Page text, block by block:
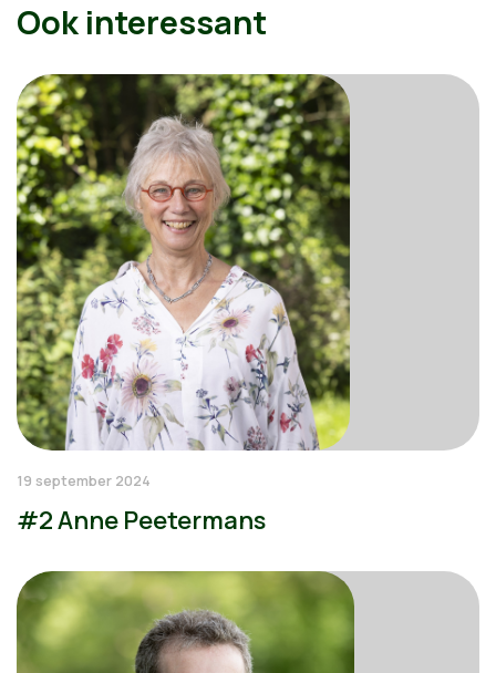
Ook interessant
19 september 2024
#2 Anne Peetermans